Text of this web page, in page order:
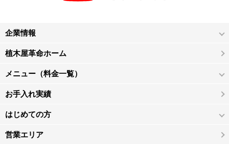
企業情報
植木屋革命ホーム
メニュー（料金一覧）
お手入れ実績
はじめての方
営業エリア